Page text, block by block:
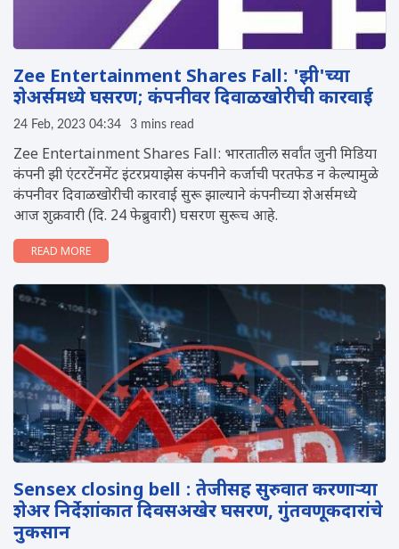
Zee Entertainment Shares Fall: 'झी'च्या
शेअर्समध्ये घसरण; कंपनीवर दिवाळखोरीची कारवाई
24 Feb, 2023 04:34 3 mins read
Zee Entertainment Shares Fall: भारतातील सर्वांत जुनी मिडिया
कंपनी झी एंटरटेंनमेंट इंटरप्रयाझेस कंपनीने कर्जाची परतफेड न केल्यामुळे
कंपनीवर दिवाळखोरीची कारवाई सुरू झाल्याने कंपनीच्या शेअर्समध्ये
आज शुक्रवारी (दि. 24 फेब्रुवारी) घसरण सुरूच आहे.
READ MORE
Sensex closing bell : तेजीसह सुरुवात करणाऱ्या
शेअर निर्देशांकात दिवसअखेर घसरण, गुंतवणूकदारांचे
नुकसान